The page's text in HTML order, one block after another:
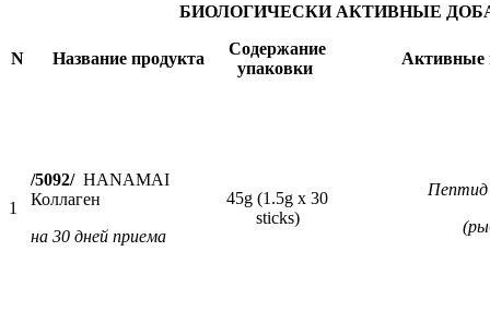
БИОЛОГИЧЕСКИ АКТИВНЫЕ
N Название продукта
Содержание
упаковки
Активные
1
/5092/HANAMAI
Коллаген
на 30 дней приема
45g (1.5g x 30
sticks)
Пептид